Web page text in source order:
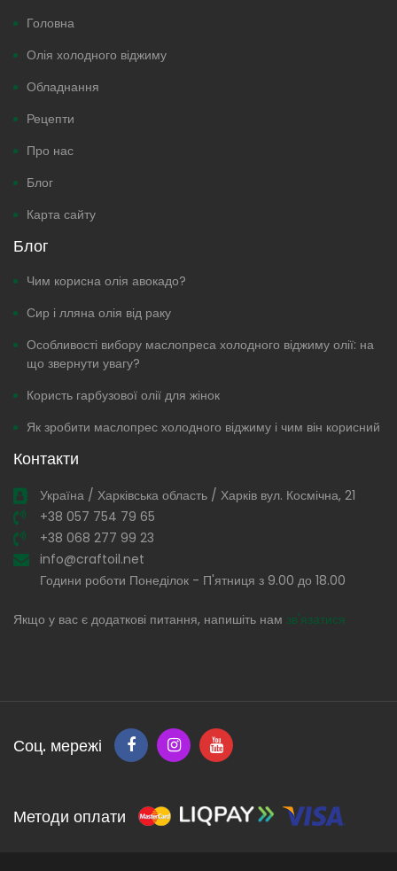
Головна
Олія холодного віджиму
Обладнання
Рецепти
Про нас
Блог
Карта сайту
Блог
Чим корисна олія авокадо?
Сир і лляна олія від раку
Особливості вибору маслопреса холодного віджиму олії: на
що звернути увагу?
Користь гарбузової олії для жінок
Як зробити маслопрес холодного віджиму і чим він корисний
Контакти
Україна / Харківська область / Харків вул. Космічна, 21
+38 057 754 79 65
+38 068 277 99 23
info@craftoil.net
Години роботи Понеділок - П'ятниця з 9.00 до 18.00
Якщо у вас є додаткові питання, напишіть нам зв'язатися
Соц. мережі
Методи оплати